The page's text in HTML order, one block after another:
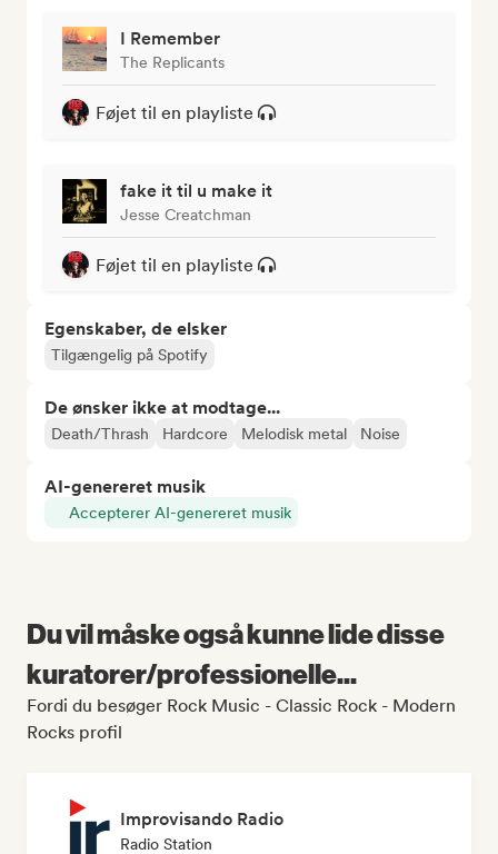
I Remember
The Replicants
Føjet til en playliste
fake it til u make it
Jesse Creatchman
Føjet til en playliste
Egenskaber, de elsker
Tilgængelig på Spotify
De ønsker ikke at modtage...
Death/Thrash Hardcore Melodisk metal Noise
AI-genereret musik
Accepterer AI-genereret musik
Du vil måske også kunne lide disse
kuratorer/professionelle...
Fordi du besøger Rock Music - Classic Rock - Modern
Rocks profil
Improvisando Radio
Radio Station